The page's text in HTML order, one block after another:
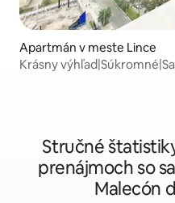
Apartmán v meste Lince
Krásny
Stručné
prenájmoch so
Malecón